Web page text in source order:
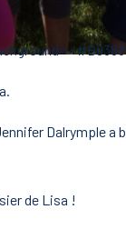
Dalrymple a
de Lisa !